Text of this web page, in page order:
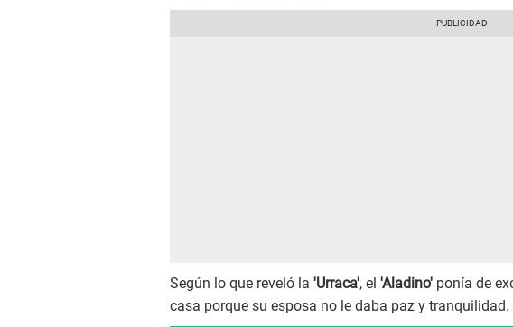
Según lo que reveló la 'Urraca', el 'Aladino' ponía de
casa porque su esposa no le daba paz y